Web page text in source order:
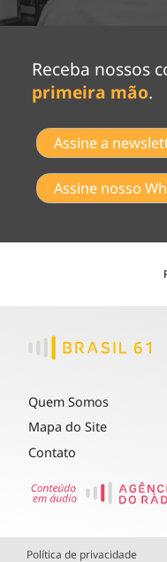
Receba nossos
primeira mão.
Assine a
Assine nosso
Quem Somos
Mapa do Site
Contato
Política de privacidade